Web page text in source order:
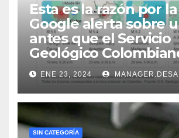
Esta es la razón por
Google alerta sobre
antes que el Servicio
Geológico
ENE 23, 2024
SIN CATEGORÍA